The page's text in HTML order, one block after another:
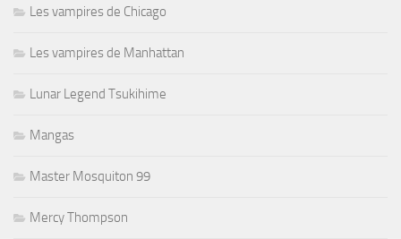
Les vampires de Chicago
Les vampires de Manhattan
Lunar Legend Tsukihime
Mangas
Master Mosquiton 99
Mercy Thompson